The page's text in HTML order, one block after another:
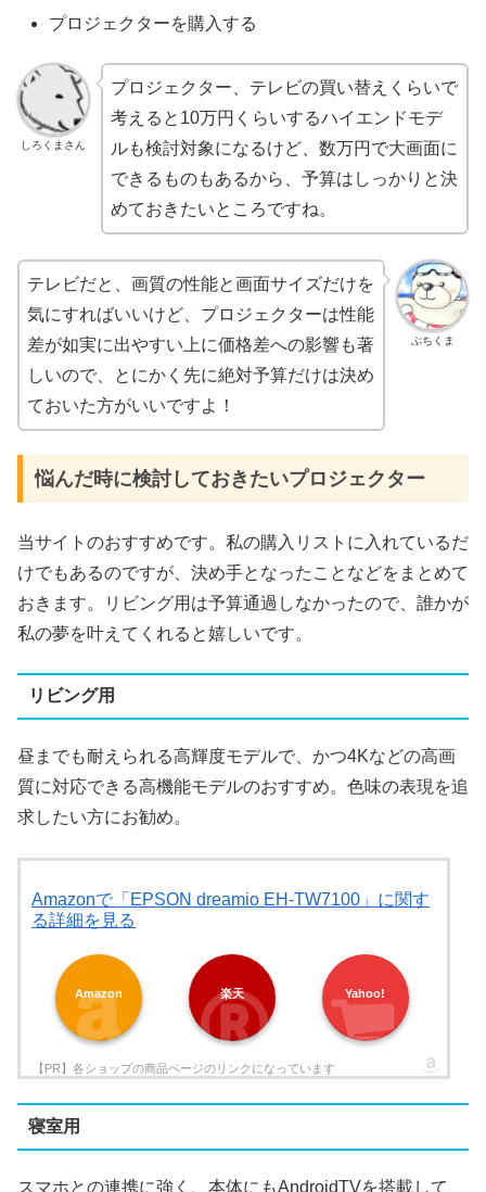
プロジェクターを購入する
しろくまさん
プロジェクター、テレビの買い替えくらいで
考えると10万円くらいするハイエンドモデ
ルも検討対象になるけど、数万円で大画面に
できるものもあるから、予算はしっかりと決
めておきたいところですね。
ぶちくま
テレビだと、画質の性能と画面サイズだけを
気にすればいいけど、プロジェクターは性能
差が如実に出やすい上に価格差への影響も著
しいので、とにかく先に絶対予算だけは決め
ておいた方がいいですよ！
悩んだ時に検討しておきたいプロジェクター
当サイトのおすすめです。私の購入リストに入れているだ
けでもあるのですが、決め手となったことなどをまとめて
おきます。リビング用は予算通過しなかったので、誰かが
私の夢を叶えてくれると嬉しいです。
リビング用
昼までも耐えられる高輝度モデルで、かつ4Kなどの高画
質に対応できる高機能モデルのおすすめ。色味の表現を追
求したい方にお勧め。
Amazonで「EPSON dreamio EH-TW7100」に関す
る詳細を見る
Amazon 楽天 Yahoo!
寝室用
スマホとの連携に強く、本体にもAndroidTVを搭載して